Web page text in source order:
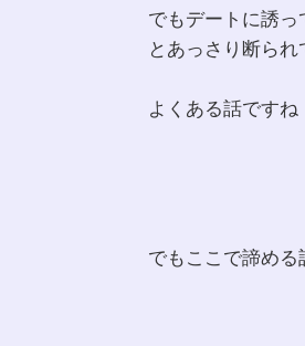
でもデートに誘っ
とあっさり断られ
よくある話ですね
でもここで諦める